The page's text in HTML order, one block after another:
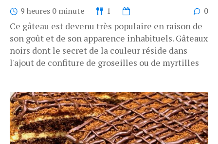
9 heures 0 minute 1 0
Ce gâteau est devenu très populaire en raison de
son goût et de son apparence inhabituels. Gâteaux
noirs dont le secret de la couleur réside dans
l'ajout de confiture de groseilles ou de myrtilles